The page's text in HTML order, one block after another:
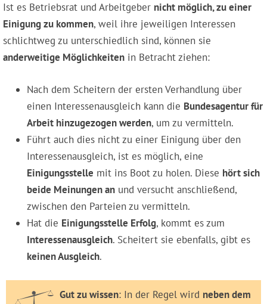
Ist es Betriebsrat und Arbeitgeber nicht möglich, zu einer
Einigung zu kommen, weil ihre jeweiligen Interessen
schlichtweg zu unterschiedlich sind, können sie
anderweitige Möglichkeiten in Betracht ziehen:
Nach dem Scheitern der ersten Verhandlung über
einen Interessenausgleich kann die Bundesagentur für
Arbeit hinzugezogen werden, um zu vermitteln.
Führt auch dies nicht zu einer Einigung über den
Interessenausgleich, ist es möglich, eine
Einigungsstelle mit ins Boot zu holen. Diese hört sich
beide Meinungen an und versucht anschließend,
zwischen den Parteien zu vermitteln.
Hat die Einigungsstelle Erfolg, kommt es zum
Interessenausgleich. Scheitert sie ebenfalls, gibt es
keinen Ausgleich.
Gut zu wissen: In der Regel wird neben dem